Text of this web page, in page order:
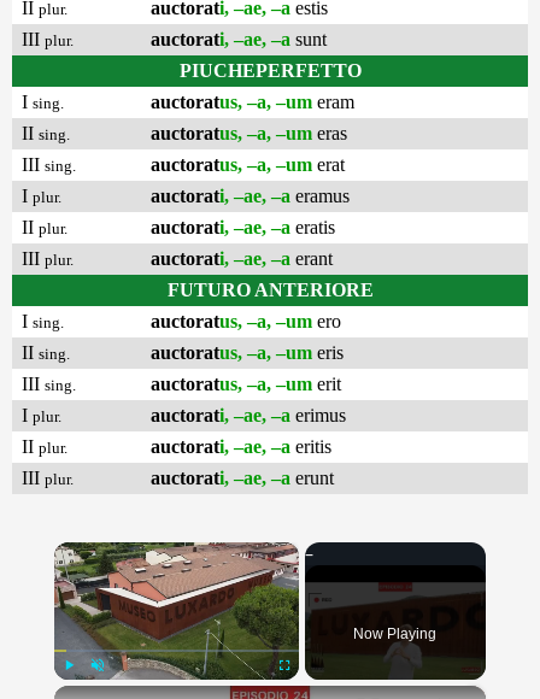
II plur. auctorati, –ae, –a estis
III plur. auctorati, –ae, –a sunt
PIUCHEPERFETTO
I sing. auctoratus, –a, –um eram
II sing. auctoratus, –a, –um eras
III sing. auctoratus, –a, –um erat
I plur. auctorati, –ae, –a eramus
II plur. auctorati, –ae, –a eratis
III plur. auctorati, –ae, –a erant
FUTURO ANTERIORE
I sing. auctoratus, –a, –um ero
II sing. auctoratus, –a, –um eris
III sing. auctoratus, –a, –um erit
I plur. auctorati, –ae, –a erimus
II plur. auctorati, –ae, –a eritis
III plur. auctorati, –ae, –a erunt
×
Fullscreen
Now Playing
×